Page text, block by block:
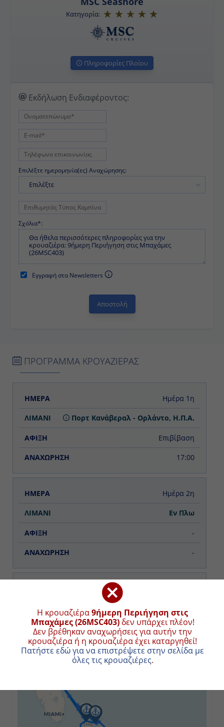
Η κρουαζιέρα9ήμερη Περιήγηση στις Μπαχάμες
(26MSC403)δεν υπάρχει πλέον!
Δεν βρέθηκαν αναχωρήσεις για αυτήν την κρουαζιέρα
ή η κρουαζιέρα έχει καταργηθεί!
Πατήστε εδώ για να επιστρέψετε στην σελίδα με όλες
τις κρουαζιέρες.
Κατηγορία:
Πληροφορίες Πλοίου
Επιλέξτε
Πορτ Κανάβεραλ - Ορλάντο, Η.Π.Α.
Ημέρα 3η
Γκραντ Τερκ, Μπαχάμες
09:00
18:00
ΧΑΡΤΗΣ ΚΡΟΥΑΖΙΕΡΑΣ
+